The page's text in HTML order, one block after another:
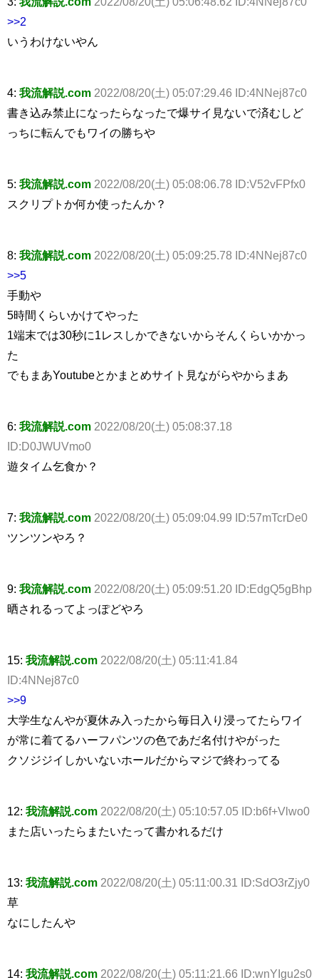
>>2
いうわけないやん
4: 我流解説.com 2022/08/20(土) 05:07:29.46 ID:4NNej87c0
書き込み禁止になったらなったで爆サイ見ないで済むしど
っちに転んでもワイの勝ちや
5: 我流解説.com 2022/08/20(土) 05:08:06.78 ID:V52vFPfx0
スクリプトか何か使ったんか？
8: 我流解説.com 2022/08/20(土) 05:09:25.78 ID:4NNej87c0
>>5
手動や
5時間くらいかけてやった
1端末では30秒に1レスしかできないからそんくらいかかっ
た
でもまあYoutubeとかまとめサイト見ながらやからまあ
6: 我流解説.com 2022/08/20(土) 05:08:37.18
ID:D0JWUVmo0
遊タイム乞食か？
7: 我流解説.com 2022/08/20(土) 05:09:04.99 ID:57mTcrDe0
ツンツンやろ？
9: 我流解説.com 2022/08/20(土) 05:09:51.20 ID:EdgQ5gBhp
晒されるってよっぽどやろ
15: 我流解説.com 2022/08/20(土) 05:11:41.84
ID:4NNej87c0
>>9
大学生なんやが夏休み入ったから毎日入り浸ってたらワイ
が常に着てるハーフパンツの色であだ名付けやがった
クソジジイしかいないホールだからマジで終わってる
12: 我流解説.com 2022/08/20(土) 05:10:57.05 ID:b6f+Vlwo0
また店いったらまたいたって書かれるだけ
13: 我流解説.com 2022/08/20(土) 05:11:00.31 ID:SdO3rZjy0
草
なにしたんや
14: 我流解説.com 2022/08/20(土) 05:11:21.66 ID:wnYIgu2s0